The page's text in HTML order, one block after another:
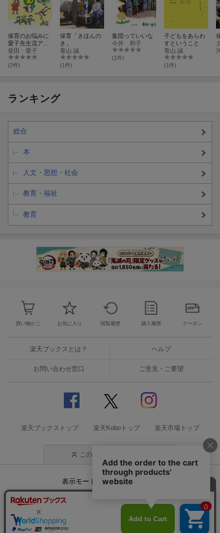
保育のお悩みに
愛子先生流アド
バイス それって
ホントに子ども
のため？
柴田 愛子
(2件)
保育「きほんの
き」
青山 誠
(1件)
集団っていいな
今井 和子
(1件)
子どもをあらわ
すということ
青山 誠
(1件)
ランキング
総合
本
人文・思想・社会
教育・福祉
教育
買い物かご お気に入り 閲覧履歴 購入履歴 クーポン
楽天ブックスとは？ ヘルプ
お問い合わせ窓口 ご意見・ご要望
楽天ブックストップ 楽天Koboトップ 楽天市場トップ
このページの先頭に戻る
表示モード モバイル
企業情報 個人情報保護方針
特定商取引法に基づく表記